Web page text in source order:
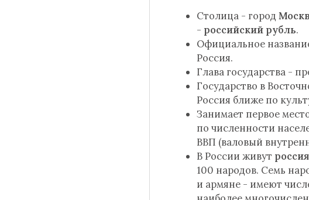
Столица - город
- российский рубль.
Официальное
Россия.
Глава государства -
Государство в
Россия ближе по
Занимает первое
по численности
ВВП (валовый
В России живут
100 народов. Семь
и армяне - имеют